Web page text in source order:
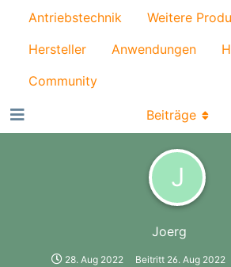
Antriebstechnik
Weitere
Hersteller
Anwendungen
Community
J
Joerg
28. Aug 2022 Beitritt 26. Aug 2022
Beiträge